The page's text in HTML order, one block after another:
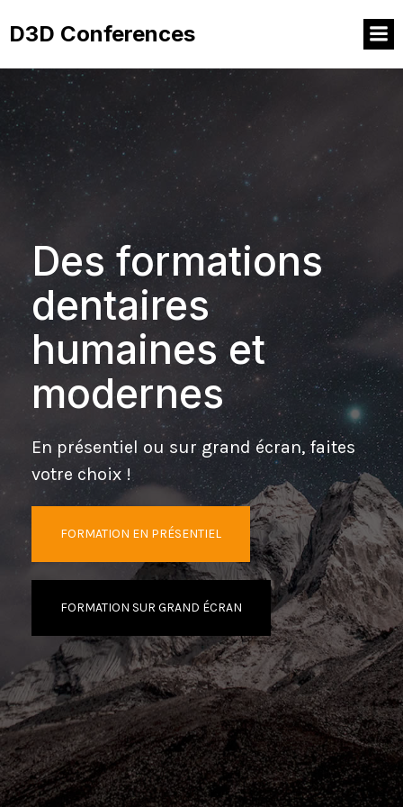
D3D Conferences
Des formations
dentaires
humaines et
modernes
En présentiel ou sur grand écran, faites
votre choix !
FORMATION EN PRÉSENTIEL
FORMATION SUR GRAND ÉCRAN